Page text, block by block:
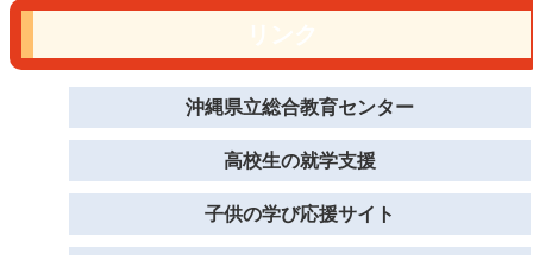
沖縄県立総合教育センター
高校生の就学支援
子供の学び応援サイト